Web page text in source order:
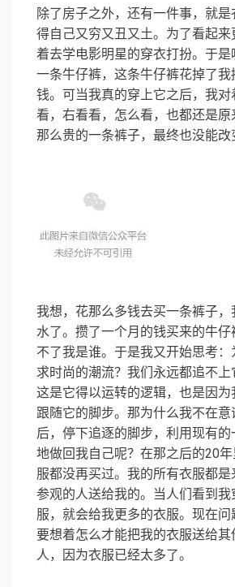
除了房子之外，还有一件事，就
得自己又穷又丑又土。为了看起
着去学电影明星的穿衣打扮。于是
一条牛仔裤，这条牛仔裤花掉了我
钱。可当我真的穿上它之后，我对
看，右看看，怎么看，也都还是原
那么贵的一条裤子，最终也没能改
我想，花那么多钱去买一条裤子，
水了。攒了一个月的钱买来的牛仔
不了我是谁。于是我又开始思考
求时尚的潮流？我们永远都追不
这是它得以运转的逻辑，也是因
跟随它的脚步。那为什么我不在意
后，停下追逐的脚步，利用现有
地做回我自己呢？在那之后的20
服都没再买过。我的所有衣服都是
参观的人送给我的。当人们看到我
服，就会给我更多的衣服。现在
要想着怎么才能把我的衣服送给其
人，因为衣服已经太多了。